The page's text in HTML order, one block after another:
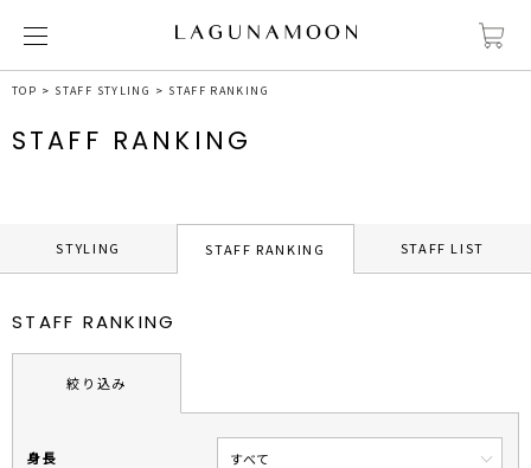
TOP STAFF STYLING STAFF RANKING
STAFF RANKING
STYLING STAFF RANKING STAFF LIST
STAFF RANKING
絞り込み
身長